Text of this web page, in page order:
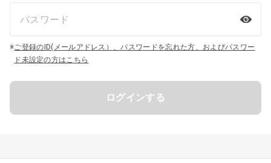
※ご登録のID(メールアドレス）、パスワードを忘れた方、およびパスワー
ド未設定の方はこちら
ログインする